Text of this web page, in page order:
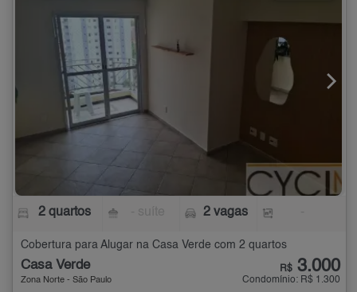
2 quartos 2 vagas
Cobertura para Alugar na Casa Verde com 2 quartos
Casa Verde
Zona Norte - São Paulo
R$ 3.000
Condomínio: R$ 1.300